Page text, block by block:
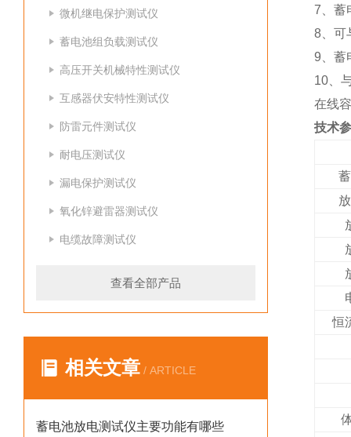
微机继电保护测试仪
蓄电池组负载测试仪
高压开关机械特性测试仪
互感器伏安特性测试仪
防雷元件测试仪
耐电压测试仪
漏电保护测试仪
氧化锌避雷器测试仪
电缆故障测试仪
查看全部产品
相关文章 / ARTICLE
蓄电池放电测试仪主要功能有哪些
7、蓄
8、可
9、蓄
10、
在线
技术
恒